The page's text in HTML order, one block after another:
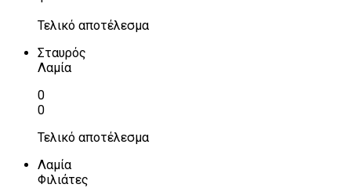
Τελικό αποτέλεσμα
Σταυρός
Λαμία
0
0
Τελικό αποτέλεσμα
Λαμία
Φιλιάτες